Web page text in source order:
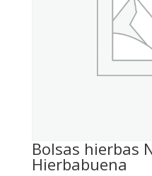
Bolsas hierbas
Hierbabuena